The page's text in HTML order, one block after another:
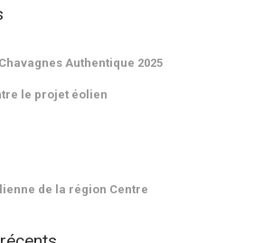
Authentique 2025
le projet éolien
de la région Centre